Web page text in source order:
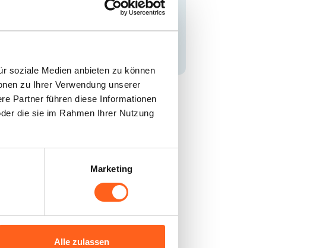
soziale Medien anbieten zu können
zu Ihrer Verwendung unserer
Partner führen diese Informationen
die sie im Rahmen Ihrer Nutzung
Marketing
Alle zulassen
Passito di Pantelleria
gewonnen, die man
ließ.